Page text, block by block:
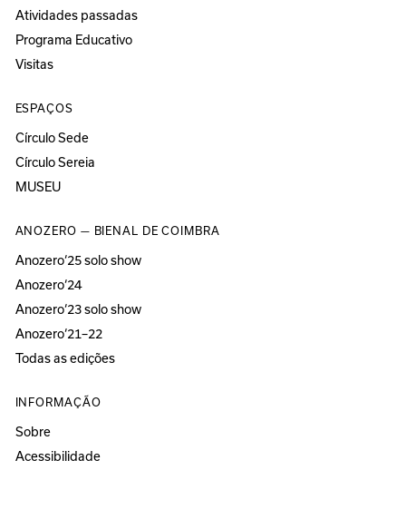
Atividades passadas
Programa Educativo
Visitas
ESPAÇOS
Círculo Sede
Círculo Sereia
MUSEU
ANOZERO — BIENAL DE COIMBRA
Anozero‘25 solo show
Anozero‘24
Anozero‘23 solo show
Anozero‘21–22
Todas as edições
INFORMAÇÃO
Sobre
Acessibilidade